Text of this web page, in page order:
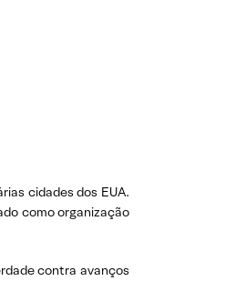
cidades dos EUA.
como organização
contra avanços